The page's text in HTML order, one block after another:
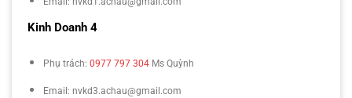
Kinh Doanh 4
Phụ trách: 0977 797 304 Ms Quỳnh
Email: nvkd3.achau@gmail.com